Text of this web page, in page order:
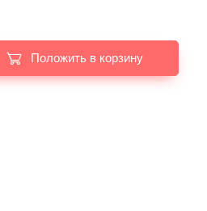
Положить в корзину